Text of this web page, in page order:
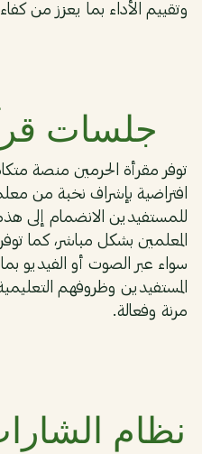
وتقييم الأداء بما يعزز من
جلسات
توفر مقرأة الحرمين منصة
افتراضية بإشراف نخبة من
للمستفيدين الانضمام إلى
المعلمين بشكل مباشر، كما
سواء عبر الصوت أو الفيديو
المستفيدين وظروفهم
مرنة وفعالة.
نظام